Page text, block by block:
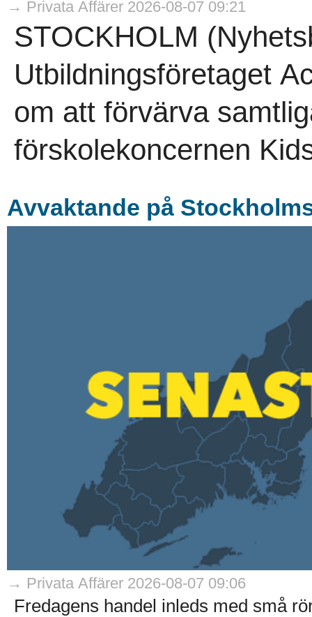
→ Privata Affärer 2026-08-07 09:21
STOCKHOLM
Utbildningsföretaget
om att förvärva
förskolekoncernen
Avvaktande på
→ Privata Affärer 2026-08-07 09:06
Fredagens handel inleds med små